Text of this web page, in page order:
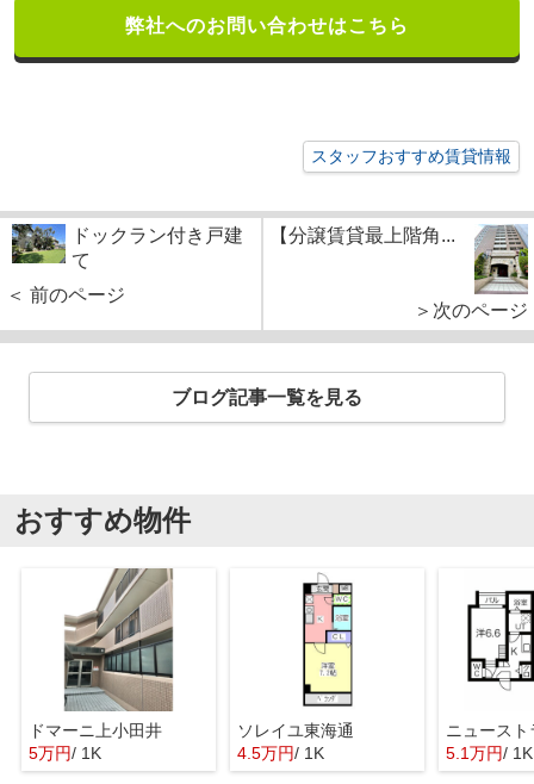
弊社へのお問い合わせはこちら
スタッフおすすめ賃貸情報
ドックラン付き戸建
て
＜ 前のページ
【分譲賃貸最上階角...
＞次のページ
ブログ記事一覧を見る
おすすめ物件
ドマーニ上小田井
5万円/ 1K
ソレイユ東海通
4.5万円/ 1K
ニュースト
5.1万円/ 1K